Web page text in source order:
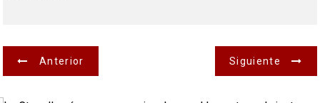
N
a
Anterior Siguiente